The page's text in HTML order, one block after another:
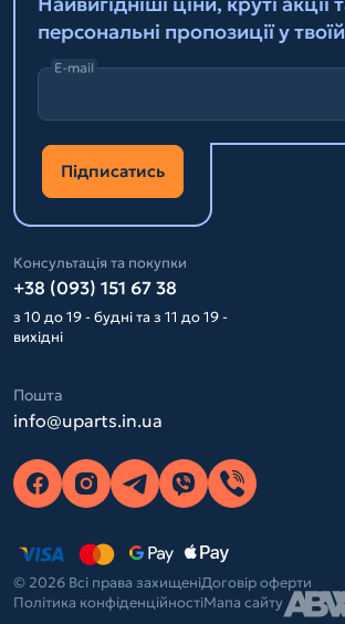
персональні пропозиції у
E-mail
Підписатись
Консультація та покупки
+38 (093) 151 67 38
з 10 до 19 - будні та з 11 до 19 -
вихідні
Пошта
info@uparts.in.ua
© 2026 Всі права захищеніДоговір оферти
Політика конфіденційностіМапа сайту